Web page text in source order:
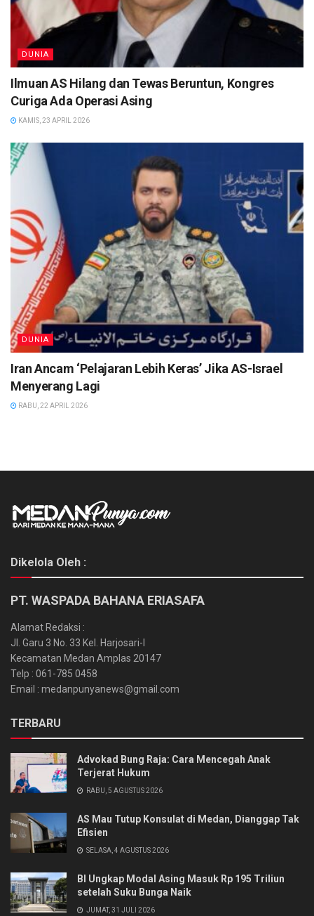
DUNIA
Ilmuan AS Hilang dan Tewas Beruntun, Kongres
Curiga Ada Operasi Asing
KAMIS, 23 APRIL 2026
DUNIA
Iran Ancam ‘Pelajaran Lebih Keras’ Jika AS-Israel
Menyerang Lagi
RABU, 22 APRIL 2026
Dikelola Oleh :
PT. WASPADA BAHANA ERIASAFA
Alamat Redaksi :
Jl. Garu 3 No. 33 Kel. Harjosari-I
Kecamatan Medan Amplas 20147
Telp : 061-785 0458
Email : medanpunyanews@gmail.com
TERBARU
Advokad Bung Raja: Cara Mencegah Anak
Terjerat Hukum
RABU, 5 AGUSTUS 2026
AS Mau Tutup Konsulat di Medan, Dianggap Tak
Efisien
SELASA, 4 AGUSTUS 2026
BI Ungkap Modal Asing Masuk Rp 195 Triliun
setelah Suku Bunga Naik
JUMAT, 31 JULI 2026